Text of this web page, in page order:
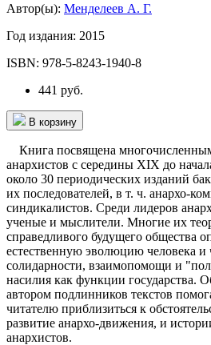
Автор(ы): Менделеев А. Г.
Год издания: 2015
ISBN: 978-5-8243-1940-8
441 руб.
В корзину
Книга посвящена
анархистов с середины XIX до
около 30 периодических изданий
их последователей, в т. ч. анархо-
синдикалистов. Среди лидеров
ученые и мыслители. Многие их
справедливого будущего общества
естественную эволюцию человека и
солидарности, взаимопомощи и
насилия как функции государства.
автором подлинников текстов
читателю приблизиться к
развитие анархо-движения, и
анархистов.